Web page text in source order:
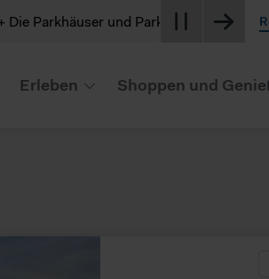
Erleben Shoppen und
Parkhäuser und Parkplätze am